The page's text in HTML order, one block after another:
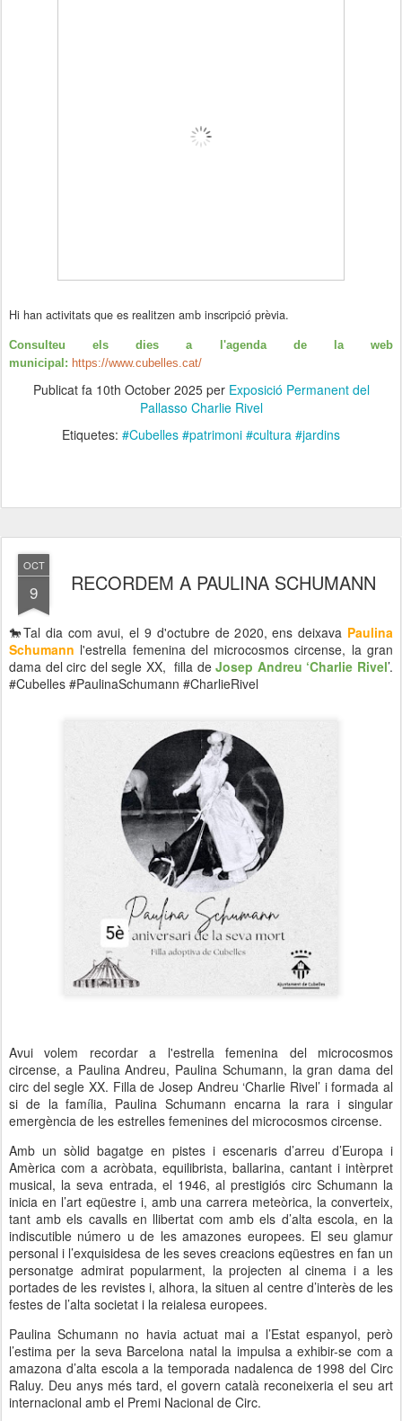
Hi han activitats que es realitzen amb inscripció prèvia.
Consulteu els dies a l'agenda de la web
municipal: https://www.cubelles.cat/
Publicat fa 10th October 2025per Exposició Permanent del
Pallasso Charlie Rivel
Etiquetes: #Cubelles #patrimoni #cultura #jardins
OCT
9 RECORDEM A PAULINA SCHUMANN
🐎Tal dia com avui, el 9 d'octubre de 2020, ens deixava Paulina
Schumann l'estrella femenina del microcosmos circense, la gran
dama del circ del segle XX, filla deJosep Andreu ‘Charlie Rivel’.
#Cubelles #PaulinaSchumann #CharlieRivel
Avui volem recordar a l'estrella femenina del microcosmos
circense, a Paulina Andreu, Paulina Schumann, la gran dama del
circ del segle XX. Filla de Josep Andreu ‘Charlie Rivel’ i formada al
si de la família, Paulina Schumann encarna la rara i singular
emergència de les estrelles femenines del microcosmos circense.
Amb un sòlid bagatge en pistes i escenaris d’arreu d’Europa i
Amèrica com a acròbata, equilibrista, ballarina, cantant i intèrpret
musical, la seva entrada, el 1946, al prestigiós circ Schumann la
inicia en l’art eqüestre i, amb una carrera meteòrica, la converteix,
tant amb els cavalls en llibertat com amb els d’alta escola, en la
indiscutible número u de les amazones europees. El seu glamur
personal i l’exquisidesa de les seves creacions eqüestres en fan un
personatge admirat popularment, la projecten al cinema i a les
portades de les revistes i, alhora, la situen al centre d’interès de les
festes de l’alta societat i la reialesa europees.
Paulina Schumann no havia actuat mai a l’Estat espanyol, però
l’estima per la seva Barcelona natal la impulsa a exhibir-se com a
amazona d’alta escola a la temporada nadalenca de 1998 del Circ
Raluy. Deu anys més tard, el govern català reconeixeria el seu art
internacional amb el Premi Nacional de Circ.